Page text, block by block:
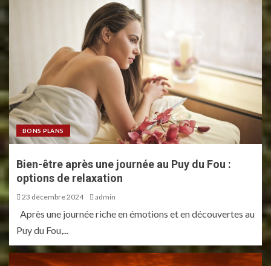
BONS PLANS
Bien-être après une journée au Puy du Fou :
options de relaxation
23 décembre 2024 admin
Après une journée riche en émotions et en découvertes au
Puy du Fou,...